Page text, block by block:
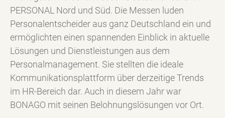
PERSONAL Nord und Süd. Die Messen luden
Personalentscheider aus ganz Deutschland ein und
ermöglichten einen spannenden Einblick in aktuelle
Lösungen und Dienstleistungen aus dem
Personalmanagement. Sie stellten die ideale
Kommunikationsplattform über derzeitige Trends
im HR-Bereich dar. Auch in diesem Jahr war
BONAGO mit seinen Belohnungslösungen vor Ort.